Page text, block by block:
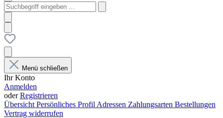
Menü schließen
Ihr Konto
Anmelden
oderRegistrieren
Übersicht Persönliches Profil Adressen Zahlungsarten Bestellungen
Vertrag widerrufen